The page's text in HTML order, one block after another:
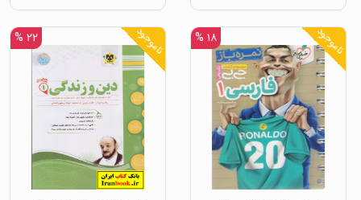
ناموجود ۱۸ % ناموجود ۲۲ %